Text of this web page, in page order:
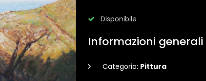
Disponibile
Informazioni generali
Categoria: Pittura